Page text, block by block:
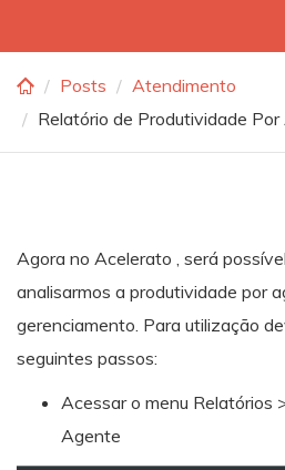
Posts
Atendimento
Relatório de Produtividade
Agora no Acelerato , será
analisarmos a produtividade por
gerenciamento. Para utilização
seguintes passos:
Acessar o menu Relatórios
Agente